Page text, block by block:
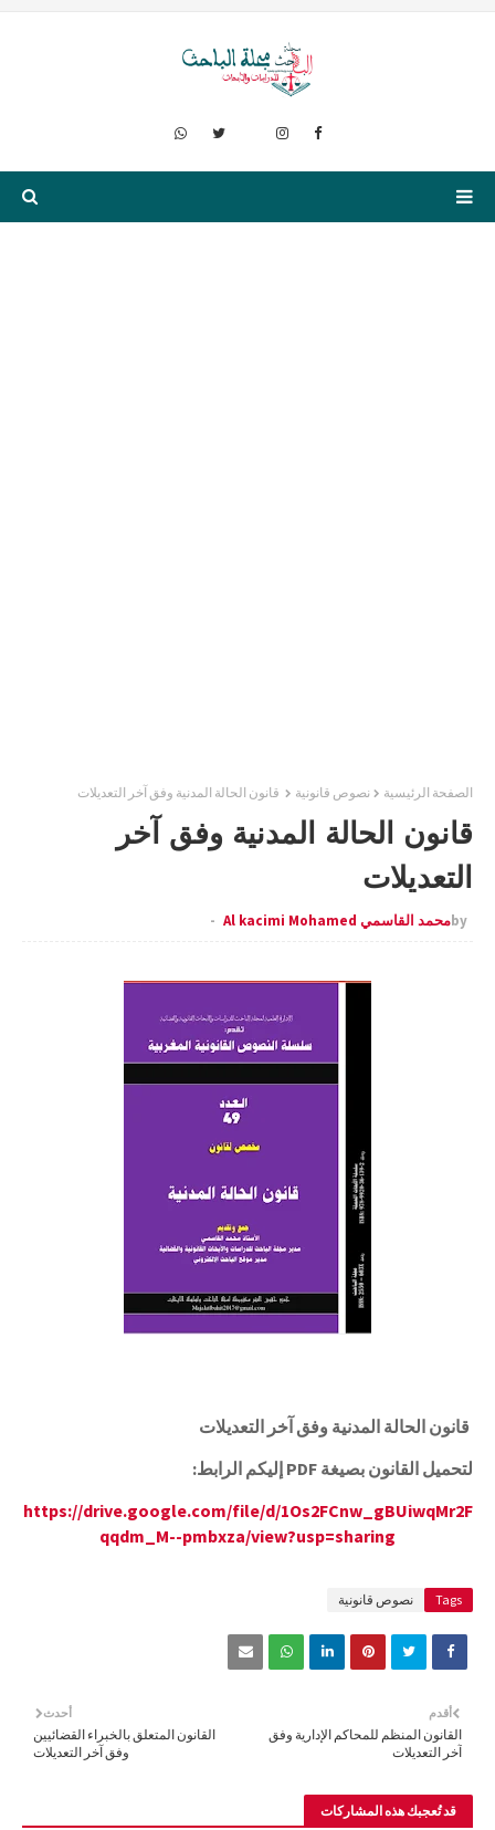
الصفحة الرئيسية نصوص قانونية قانون الحالة المدنية وفق آخر التعديلات
قانون الحالة المدنية وفق آخر
التعديلات
byمحمد القاسمي Al kacimi Mohamed
قانون الحالة المدنية وفق آخر التعديلات
لتحميل القانون بصيغة PDF إليكم الرابط:
https://drive.google.com/file/d/1Os2FCnw_gBUiwqMr2F
qqdm_M--pmbxza/view?usp=sharing
Tags نصوص قانونية
أحدث
القانون المتعلق بالخبراء القضائيين
وفق آخر التعديلات
أقدم
القانون المنظم للمحاكم الإدارية وفق
آخر التعديلات
قد تُعجبك هذه المشاركات